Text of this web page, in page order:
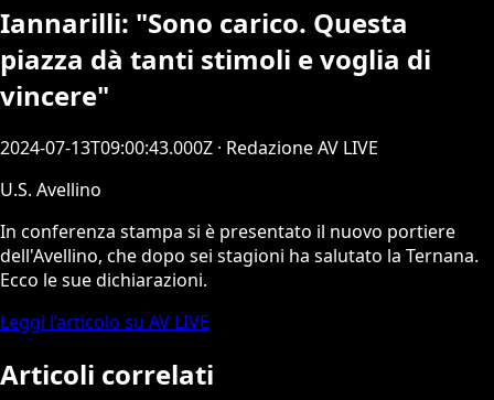
Iannarilli: "Sono carico. Questa
piazza dà tanti stimoli e voglia di
vincere"
2024-07-13T09:00:43.000Z · Redazione AV LIVE
U.S. Avellino
In conferenza stampa si è presentato il nuovo portiere
dell'Avellino, che dopo sei stagioni ha salutato la Ternana.
Ecco le sue dichiarazioni.
Leggi l’articolo su AV LIVE
Articoli correlati